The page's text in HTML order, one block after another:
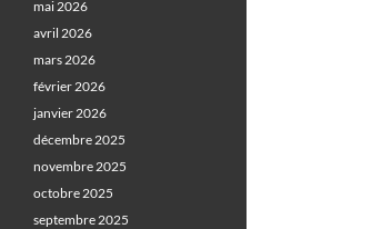
mai 2026
avril 2026
mars 2026
février 2026
janvier 2026
décembre 2025
novembre 2025
octobre 2025
septembre 2025